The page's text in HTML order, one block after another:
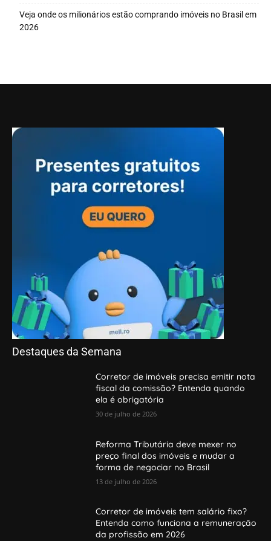
Veja onde os milionários estão comprando imóveis no Brasil em
2026
Destaques da Semana
Corretor de imóveis precisa emitir nota
fiscal da comissão? Entenda quando
ela é obrigatória
30 de julho de 2026
Reforma Tributária deve mexer no
preço final dos imóveis e mudar a
forma de negociar no Brasil
13 de julho de 2026
Corretor de imóveis tem salário fixo?
Entenda como funciona a remuneração
da profissão em 2026